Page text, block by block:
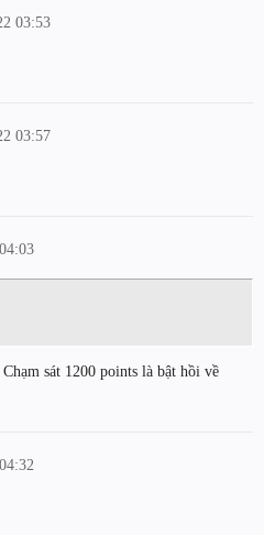
03:53
03:57
sát 1200 points là bật hồi về